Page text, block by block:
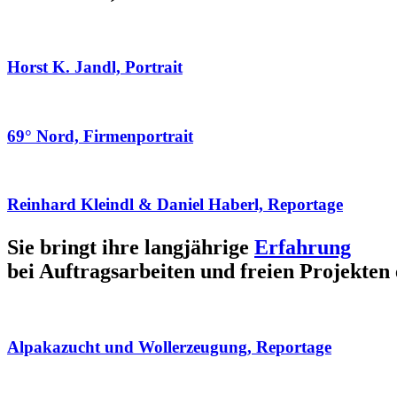
Horst K. Jandl, Portrait
69° Nord, Firmenportrait
Reinhard Kleindl & Daniel Haberl, Reportage
Sie bringt ihre langjährige Erfahrung
bei Auftragsarbeiten und freien Projekten
Alpakazucht und Wollerzeugung, Reportage